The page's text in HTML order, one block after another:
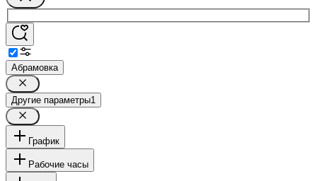
Абрамовка
Другие параметры1
График
Рабочие часы